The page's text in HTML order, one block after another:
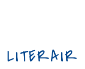
LITERAIR